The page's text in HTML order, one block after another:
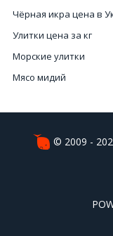
Чёрная икра цена в
Улитки цена за кг
Морские улитки
Мясо мидий
Купить кальмары
Купить вяленую
Магазин красная икра
© 2009 -